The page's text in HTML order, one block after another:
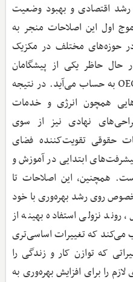
رشد اقتصادی و بهبود وضعیت
اول این اصلاحات منجر به
حوزه‌های مختلف در مکزیک
حاظر یکی از پیشگامان
اصلاحات میان کشورهای عضو OECD به حساب می‌آید. در نتیجه
همچون انرژی و خدمات
نهادی نیز از سوی
حقوقی تقویت‌کننده فضای
ابتدایی در آموزش و
همچنین، این اصلاحات تا
روی رشد بهره‌وری با خود
نزولی استفاده بهینه از
می‌کند که تغییرات اساسی‌تری
که توازن کار و زندگی را
را برای افزایش بهره‌وری به